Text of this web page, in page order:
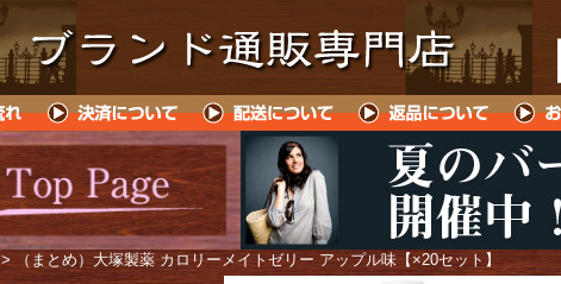
> （まとめ）大塚製薬 カロリーメイトゼリー アップル味【×20セット】